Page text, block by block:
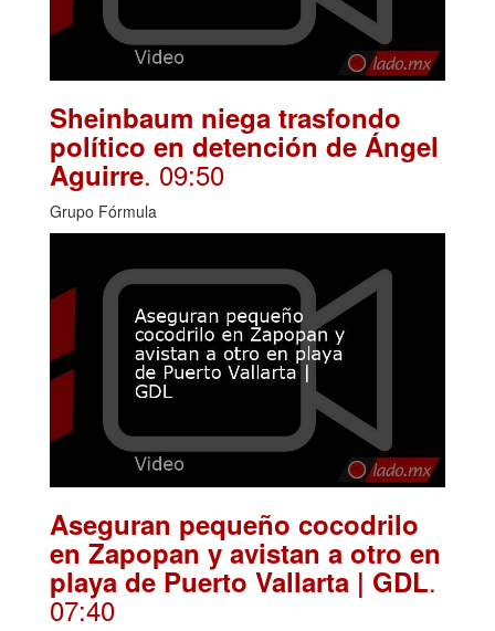
Sheinbaum niega trasfondo
político en detención de Ángel
Aguirre. 09:50
Grupo Fórmula
Aseguran pequeño cocodrilo
en Zapopan y avistan a otro en
playa de Puerto Vallarta | GDL.
07:40